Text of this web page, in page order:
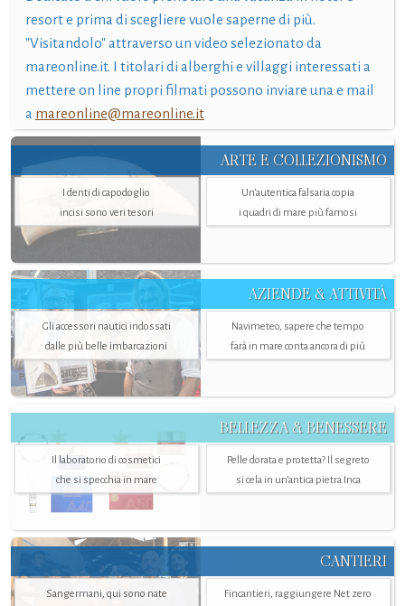
resort e prima di scegliere vuole saperne di più.
"Visitandolo" attraverso un video selezionato da
mareonline.it. I titolari di alberghi e villaggi interessati a
mettere on line propri filmati possono inviare una e mail
a mareonline@mareonline.it
ARTE E COLLEZIONISMO
I denti di capodoglio
incisi sono veri tesori
Un’autentica falsaria copia
i quadri di mare più famosi
AZIENDE & ATTIVITÀ
Gli accessori nautici indossati
dalle più belle imbarcazioni
Navimeteo, sapere che tempo
farà in mare conta ancora di più
BELLEZZA & BENESSERE
Il laboratorio di cosmetici
che si specchia in mare
Pelle dorata e protetta? Il segreto
si cela in un’antica pietra Inca
CANTIERI
Sangermani, qui sono nate
Fincantieri, raggiungere Net zero